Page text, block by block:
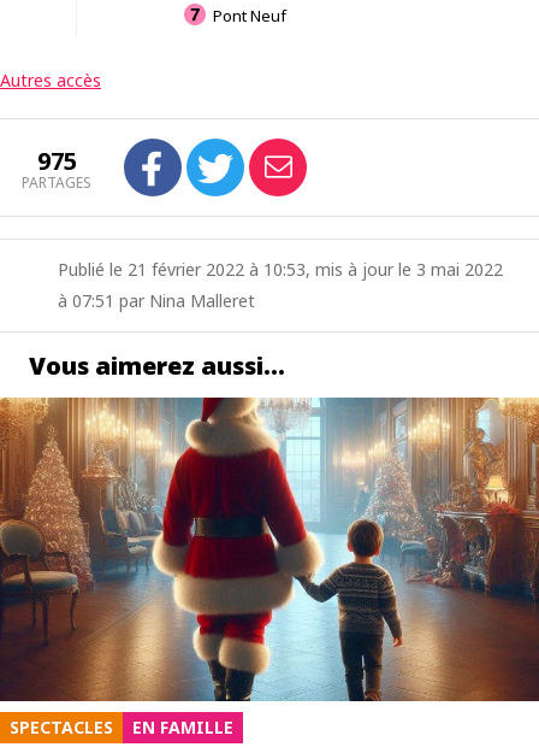
Pont Neuf
Autres accès
975
PARTAGES
Publié le 21 février 2022 à 10:53, mis à jour le 3 mai 2022
à 07:51 par Nina Malleret
Vous aimerez aussi…
SPECTACLES EN FAMILLE